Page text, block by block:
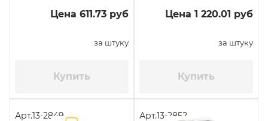
Цена 611.73 руб
за штуку
Купить
Цена 1 220.01 руб
за штуку
Купить
Арт.13-2849 Арт.13-2852